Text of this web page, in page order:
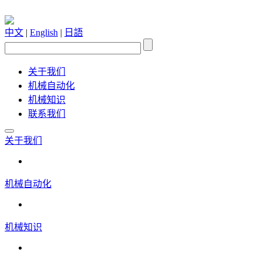
中文 | English | 日語
关于我们
机械自动化
机械知识
联系我们
关于我们
机械自动化
机械知识